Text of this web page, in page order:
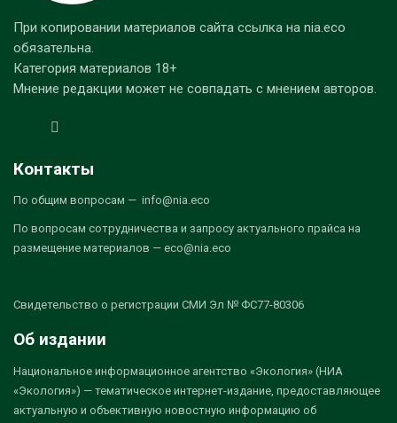
При копировании материалов сайта ссылка на nia.eco
обязательна.
Категория материалов 18+
Мнение редакции может не совпадать с мнением авторов.
Контакты
По общим вопросам — info@nia.eco
По вопросам сотрудничества и запросу актуального прайса на
размещение материалов — eco@nia.eco
Свидетельство о регистрации СМИ Эл № ФС77-80306
Об издании
Национальное информационное агентство «Экология» (НИА
«Экология») — тематическое интернет-издание, предоставляющее
актуальную и объективную новостную информацию об